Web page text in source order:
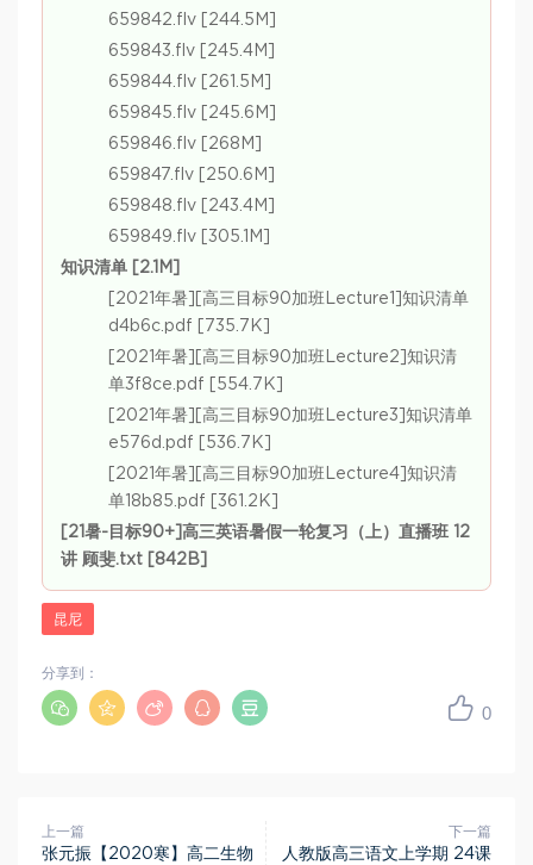
659842.flv [244.5M]
659843.flv [245.4M]
659844.flv [261.5M]
659845.flv [245.6M]
659846.flv [268M]
659847.flv [250.6M]
659848.flv [243.4M]
659849.flv [305.1M]
知识清单 [2.1M]
[2021年暑][高三目标90加班Lecture1]知识清单
d4b6c.pdf [735.7K]
[2021年暑][高三目标90加班Lecture2]知识清
单3f8ce.pdf [554.7K]
[2021年暑][高三目标90加班Lecture3]知识清单
e576d.pdf [536.7K]
[2021年暑][高三目标90加班Lecture4]知识清
单18b85.pdf [361.2K]
[21暑-目标90+]高三英语暑假一轮复习（上）直播班 12
讲 顾斐.txt [842B]
昆尼
0
分享到：
上一篇
张元振【2020寒】高二生物
下一篇
人教版高三语文上学期 24课